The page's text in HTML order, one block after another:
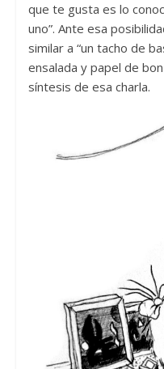
que te gusta es lo
uno”. Ante esa
similar a “un tacho de
ensalada y papel de
síntesis de esa charla.